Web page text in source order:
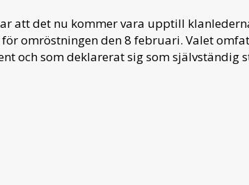
att det nu kommer vara upptill
omröstningen den 8 februari. Valet
och som deklarerat sig som självständig